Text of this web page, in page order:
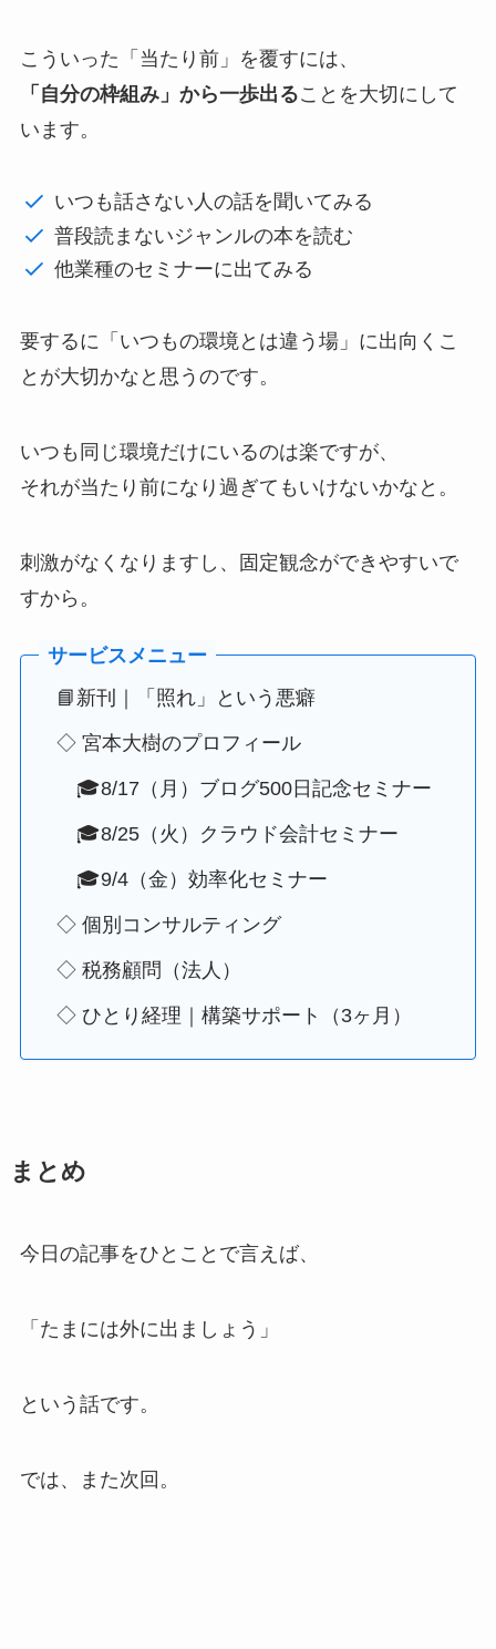
こういった「当たり前」を覆すには、
「自分の枠組み」から一歩出ることを大切にして
います。
いつも話さない人の話を聞いてみる
普段読まないジャンルの本を読む
他業種のセミナーに出てみる
要するに「いつもの環境とは違う場」に出向くこ
とが大切かなと思うのです。
いつも同じ環境だけにいるのは楽ですが、
それが当たり前になり過ぎてもいけないかなと。
刺激がなくなりますし、固定観念ができやすいで
すから。
📘新刊｜「照れ」という悪癖
◇ 宮本大樹のプロフィール
🎓8/17（月）ブログ500日記念セミナー
🎓8/25（火）クラウド会計セミナー
🎓9/4（金）効率化セミナー
◇ 個別コンサルティング
◇ 税務顧問（法人）
◇ ひとり経理｜構築サポート（3ヶ月）
まとめ
今日の記事をひとことで言えば、
「たまには外に出ましょう」
という話です。
では、また次回。